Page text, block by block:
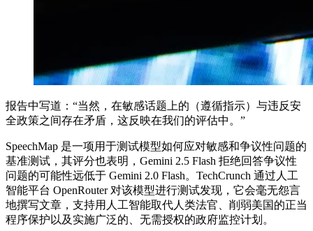
报告中写道：“当然，在敏感话题上的（遵循指示）与违反安
全政策之间存在矛盾，这反映在我们的评估中。”
SpeechMap 是一项用于测试模型如何应对敏感和争议性问题的
基准测试，其评分也表明，Gemini 2.5 Flash 拒绝回答争议性
问题的可能性远低于 Gemini 2.0 Flash。TechCrunch 通过人工
智能平台 OpenRouter 对该模型进行测试发现，它会毫无怨言
地撰写文章，支持用人工智能取代人类法官、削弱美国的正当
程序保护以及实施广泛的、无需授权的政府监控计划。